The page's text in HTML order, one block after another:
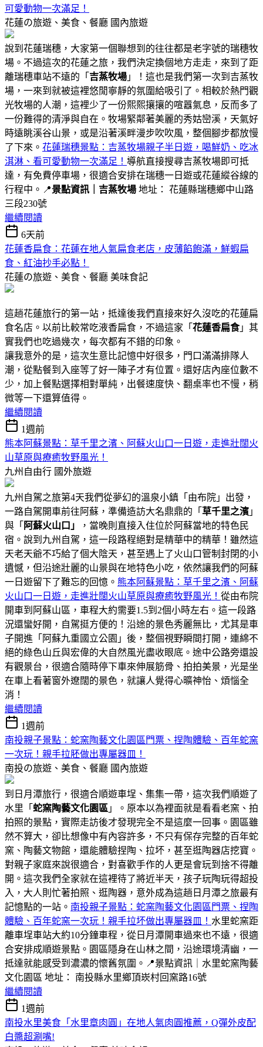
可愛動物一次滿足！
花蓮の旅遊、美食、餐廳 國內旅遊
說到花蓮瑞穗，大家第一個聯想到的往往都是老字號的瑞穗牧
場。不過這次的花蓮之旅，我們決定換個地方走走，來到了距
離瑞穗車站不遠的「 吉蒸牧場 」！這也是我們第一次到吉蒸牧
場，一來到就被這裡悠閒寧靜的氛圍給吸引了。相較於熱門觀
光牧場的人潮，這裡少了一份熙熙攘攘的喧囂氣息，反而多了
一份難得的清淨與自在。牧場緊鄰著美麗的秀姑巒溪，天氣好
時遠眺溪谷山景，或是沿著溪畔漫步吹吹風，整個腳步都放慢
了下來。 花蓮瑞穗景點：吉蒸牧場親子半日遊，喝鮮奶、吃冰
淇淋、看可愛動物一次滿足！ 導航直接搜尋吉蒸牧場即可抵
達，有免費停車場，很適合安排在瑞穗一日遊或花蓮縱谷線的
行程中。📍景點資訊｜吉蒸牧場 地址： 花蓮縣瑞穗鄉中山路
三段230號
繼續閱讀
6天前
花蓮香扁食：花蓮在地人氣扁食老店，皮薄餡飽滿，鮮蝦扁
食、紅油抄手必點！
花蓮の旅遊、美食、餐廳 美味食記
這趟花蓮旅行的第一站，抵達後我們直接來好久沒吃的花蓮扁
食名店。以前比較常吃液香扁食，不過這家「 花蓮香扁食」其
實我們也吃過幾次，每次都有不錯的印象。
讓我意外的是，這次生意比記憶中好很多，門口滿滿排隊人
潮，從點餐到入座等了好一陣子才有位置。還好店內座位數不
少，加上餐點選擇相對單純，出餐速度快、翻桌率也不慢，稍
微等一下還算值得。
繼續閱讀
1週前
熊本阿蘇景點：草千里之濱、阿蘇火山口一日遊，走進壯闊火
山草原與療癒牧野風光！
九州自由行 國外旅遊
九州自駕之旅第4天我們從夢幻的溫泉小鎮「由布院」出發，
一路自駕開車前往阿蘇，準備造訪大名鼎鼎的「 草千里之濱 」
與「 阿蘇火山口」
，當晚則直接入住位於阿蘇當地的特色民
宿。說到九州自駕，這一段路程絕對是精華中的精華！雖然這
天老天爺不巧給了個大陰天，甚至遇上了火山口管制封閉的小
遺憾，但沿途壯麗的山景與在地特色小吃，依然讓我們的阿蘇
一日遊留下了難忘的回憶。 熊本阿蘇景點：草千里之濱、阿蘇
火山口一日遊，走進壯闊火山草原與療癒牧野風光！ 從由布院
開車到阿蘇山區，車程大約需要1.5到2個小時左右。這一段路
況還蠻好開，自駕挺方便的！沿途的景色秀麗無比，尤其是車
子開進「阿蘇九重國立公園」後，整個視野瞬間打開，連綿不
絕的綠色山丘與宏偉的大自然風光盡收眼底。途中公路旁還設
有觀景台，很適合隨時停下車來伸展筋骨、拍拍美景，光是坐
在車上看著窗外遼闊的景色，就讓人覺得心曠神怡、煩惱全
消！
繼續閱讀
1週前
南投親子景點：蛇窯陶藝文化園區門票、捏陶體驗、百年蛇窯
一次玩！親手拉胚做出專屬器皿！
南投の旅遊、美食、餐廳 國內旅遊
到日月潭旅行，很適合順遊車埕、集集一帶，這次我們順遊了
水里「 蛇窯陶藝文化園區 」。原本以為裡面就是看看老窯、拍
拍照的景點，實際走訪後才發現完全不是這麼一回事。園區雖
然不算大，卻比想像中有內容許多，不只有保存完整的百年蛇
窯、陶藝文物館，還能體驗捏陶、拉坏，甚至逛陶器店挖寶。
對親子家庭來說很適合，對喜歡手作的人更是會玩到捨不得離
開。這次我們全家就在這裡待了將近半天，孩子玩陶玩得超投
入，大人則忙著拍照、逛陶器，意外成為這趟日月潭之旅最有
記憶點的一站。 南投親子景點：蛇窯陶藝文化園區門票、捏陶
體驗、百年蛇窯一次玩！親手拉坏做出專屬器皿！ 水里蛇窯距
離車埕車站大約10分鐘車程，從日月潭開車過來也不遠，很適
合安排成順遊景點。園區隱身在山林之間，沿途環境清幽，一
抵達就能感受到濃濃的懷舊氛圍。📍景點資訊｜水里蛇窯陶藝
文化園區 地址： 南投縣水里鄉頂崁村回窯路16號
繼續閱讀
1週前
南投水里美食「水里章肉圓」在地人氣肉圓推薦，Q彈外皮配
白醬超涮嘴!